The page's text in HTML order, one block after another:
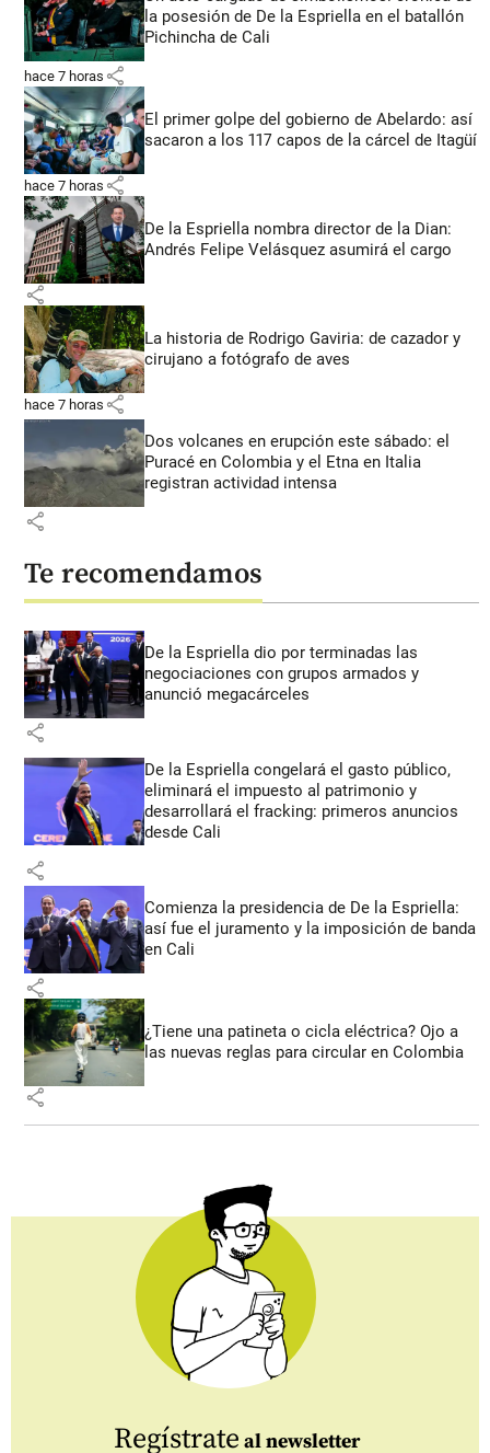
la posesión de De la Espriella en el batallón
Pichincha de Cali
hace 7 horas share
El primer golpe del gobierno de Abelardo: así
sacaron a los 117 capos de la cárcel de Itagüí
hace 7 horas share
De la Espriella nombra director de la Dian:
Andrés Felipe Velásquez asumirá el cargo
share
La historia de Rodrigo Gaviria: de cazador y
cirujano a fotógrafo de aves
hace 7 horas share
Dos volcanes en erupción este sábado: el
Puracé en Colombia y el Etna en Italia
registran actividad intensa
share
Te recomendamos
De la Espriella dio por terminadas las
negociaciones con grupos armados y
anunció megacárceles
share
De la Espriella congelará el gasto público,
eliminará el impuesto al patrimonio y
desarrollará el fracking: primeros anuncios
desde Cali
share
Comienza la presidencia de De la Espriella:
así fue el juramento y la imposición de banda
en Cali
share
¿Tiene una patineta o cicla eléctrica? Ojo a
las nuevas reglas para circular en Colombia
share
Regístrate al newsletter